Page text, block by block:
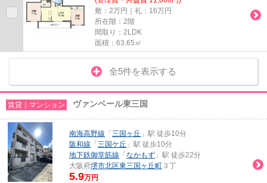
敷：2万円｜礼：16万円
所在階：2階
間取り：2LDK
面積：63.65㎡
全5件を表示する
賃貸｜マンション ヴァンベール東三国
南海高野線 「 三国ヶ丘 」駅 徒歩10分
阪和線 「 三国ケ丘 」駅 徒歩10分
地下鉄御堂筋線 「 なかもず 」駅 徒歩22分
大阪府堺市北区東三国ヶ丘町 ３丁
5.9万円